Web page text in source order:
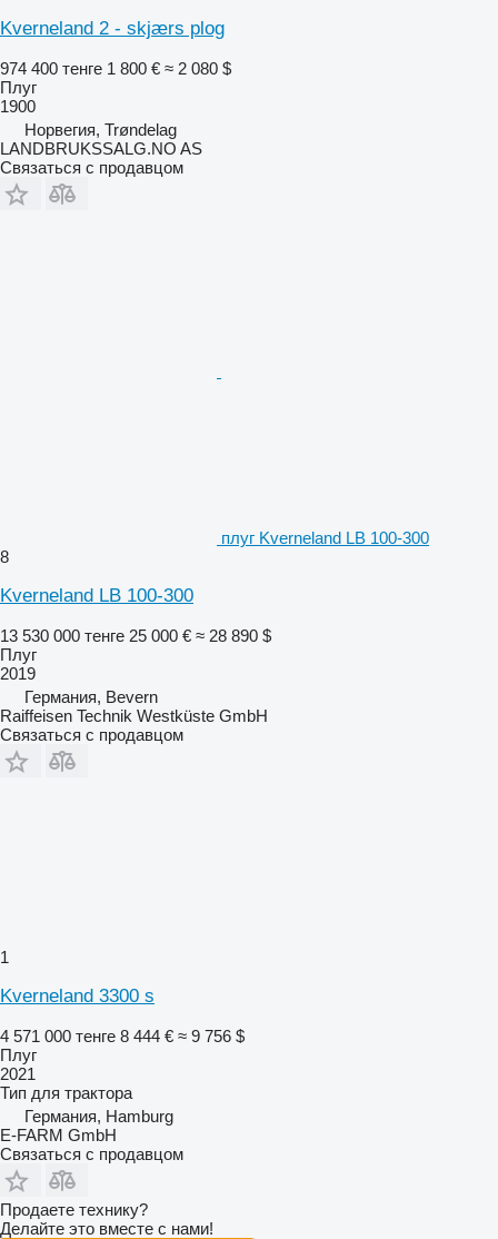
Kverneland 2 - skjærs plog
974 400 тенге 1 800 € ≈ 2 080 $
Плуг
1900
Норвегия, Trøndelag
LANDBRUKSSALG.NO AS
Связаться с продавцом
плуг Kverneland LB 100-300
8
Kverneland LB 100-300
13 530 000 тенге 25 000 € ≈ 28 890 $
Плуг
2019
Германия, Bevern
Raiffeisen Technik Westküste GmbH
Связаться с продавцом
1
Kverneland 3300 s
4 571 000 тенге 8 444 € ≈ 9 756 $
Плуг
2021
Тип для трактора
Германия, Hamburg
E-FARM GmbH
Связаться с продавцом
Продаете технику?
Делайте это вместе с нами!